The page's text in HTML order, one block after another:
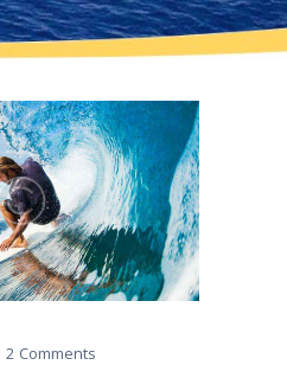
2 Comments